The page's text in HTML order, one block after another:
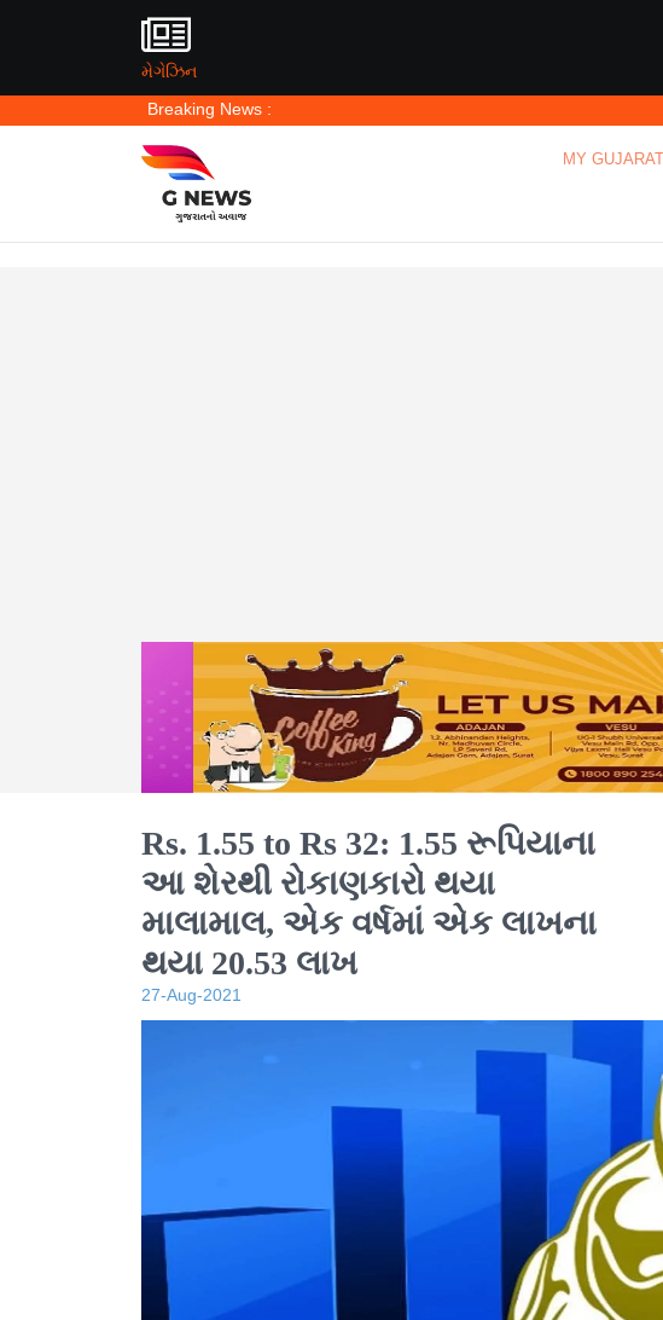
મેગેઝિન
Breaking News :
MY GUJARAT
Rs. 1.55 to Rs 32: 1.55 રૂપિયાના
આ શેરથી રોકાણકારો થયા
માલામાલ, એક વર્ષમાં એક લાખના
થયા 20.53 લાખ
27-Aug-2021